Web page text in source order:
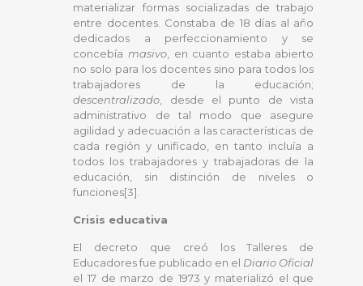
materializar formas socializadas de trabajo
entre docentes. Constaba de 18 días al año
dedicados a perfeccionamiento y se
concebía masivo, en cuanto estaba abierto
no solo para los docentes sino para todos los
trabajadores de la educación;
descentralizado , desde el punto de vista
administrativo de tal modo que asegure
agilidad y adecuación a las características de
cada región y unificado, en tanto incluía a
todos los trabajadores y trabajadoras de la
educación, sin distinción de niveles o
funciones[3].
Crisis educativa
El decreto que creó los Talleres de
Educadores fue publicado en el Diario Oficial
el 17 de marzo de 1973 y materializó el que